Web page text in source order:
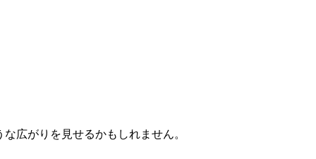
広がりを見せるかもしれません。